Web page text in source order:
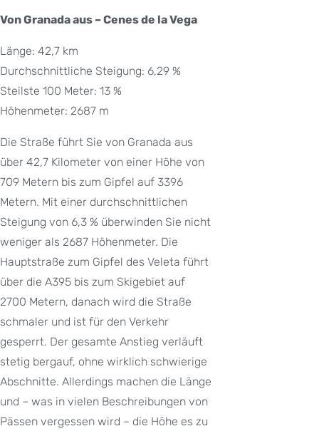
Von Granada aus – Cenes de la Vega
Länge: 42,7 km
Durchschnittliche Steigung: 6,29 %
Steilste 100 Meter: 13 %
Höhenmeter: 2687 m
Die Straße führt Sie von Granada aus
über 42,7 Kilometer von einer Höhe von
709 Metern bis zum Gipfel auf 3396
Metern. Mit einer durchschnittlichen
Steigung von 6,3 % überwinden Sie nicht
weniger als 2687 Höhenmeter. Die
Hauptstraße zum Gipfel des Veleta führt
über die A395 bis zum Skigebiet auf
2700 Metern, danach wird die Straße
schmaler und ist für den Verkehr
gesperrt. Der gesamte Anstieg verläuft
stetig bergauf, ohne wirklich schwierige
Abschnitte. Allerdings machen die Länge
und – was in vielen Beschreibungen von
Pässen vergessen wird – die Höhe es zu